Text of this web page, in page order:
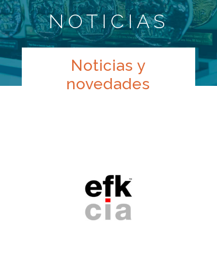
NOTICIAS
Noticias y
novedades